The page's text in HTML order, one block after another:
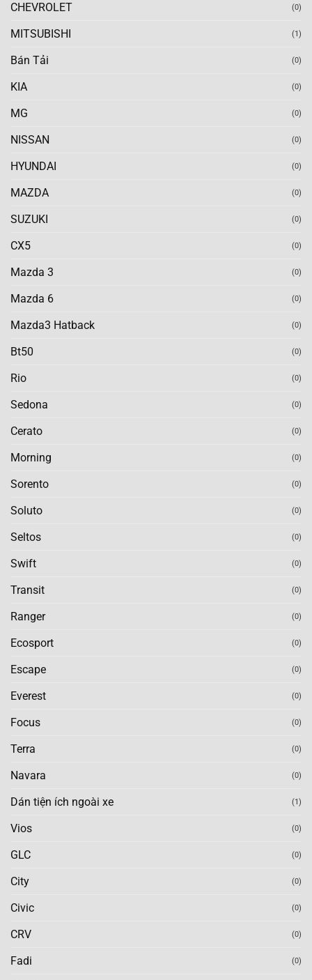
CHEVROLET (0)
MITSUBISHI (1)
Bán Tải (0)
KIA (0)
MG (0)
NISSAN (0)
HYUNDAI (0)
MAZDA (0)
SUZUKI (0)
CX5 (0)
Mazda 3 (0)
Mazda 6 (0)
Mazda3 Hatback (0)
Bt50 (0)
Rio (0)
Sedona (0)
Cerato (0)
Morning (0)
Sorento (0)
Soluto (0)
Seltos (0)
Swift (0)
Transit (0)
Ranger (0)
Ecosport (0)
Escape (0)
Everest (0)
Focus (0)
Terra (0)
Navara (0)
Dán tiện ích ngoài xe (1)
Vios (0)
GLC (0)
City (0)
Civic (0)
CRV (0)
Fadi (0)